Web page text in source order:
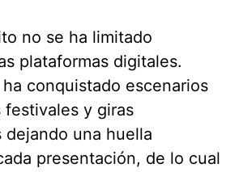
no se ha limitado
plataformas digitales.
conquistado escenarios
y giras
dejando una huella
presentación, de lo cual